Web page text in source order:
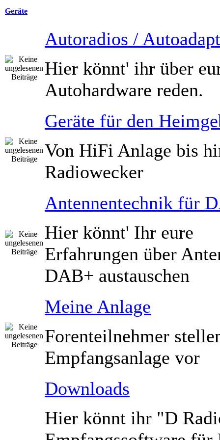
Geräte
Autoradios /
Hier könnt' ihr über
Autohardware reden.
Geräte für den
Von HiFi Anlage bis
Radiowecker
Antennentechnik für
Hier könnt' Ihr eure
Erfahrungen über
DAB+ austauschen
Meine Anlage
Forenteilnehmer
Empfangsanlage vor
Downloads
Hier könnt ihr "D